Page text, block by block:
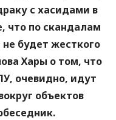
с хасидами в
что по скандалам
будет жесткого
Хары о том, что
очевидно, идут
объектов